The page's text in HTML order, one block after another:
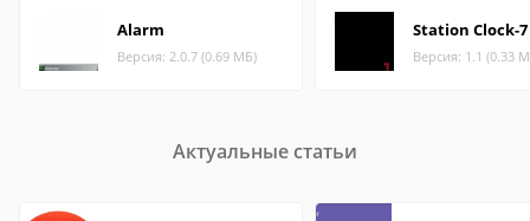
Alarm
Версия: 2.0.7 (0.69 МБ)
Station Clock-7
Версия: 1.1 (0.33
Актуальные статьи